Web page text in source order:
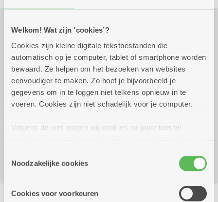
Welkom! Wat zijn ‘cookies’?
Cookies zijn kleine digitale tekstbestanden die
automatisch op je computer, tablet of smartphone worden
bewaard. Ze helpen om het bezoeken van websites
eenvoudiger te maken. Zo hoef je bijvoorbeeld je
gegevens om in te loggen niet telkens opnieuw in te
voeren. Cookies zijn niet schadelijk voor je computer.
Volgens de wet mogen wij cookies op jouw toestel
cookies hebben we jouw toestemming nodig. Sommige
cookies worden geplaatst door derde partijen die een
informatie over jouw (geanonimiseerd) gebruik van onze
Noodzakelijke cookies
Cookies voor voorkeuren
Praktisch
Wekelijks op maandag tot 27
december 2031
14.00 uur tot
16.00 uur
gratis
Dienstencentrum Silsburg
Herentalsebaan 597
Delen